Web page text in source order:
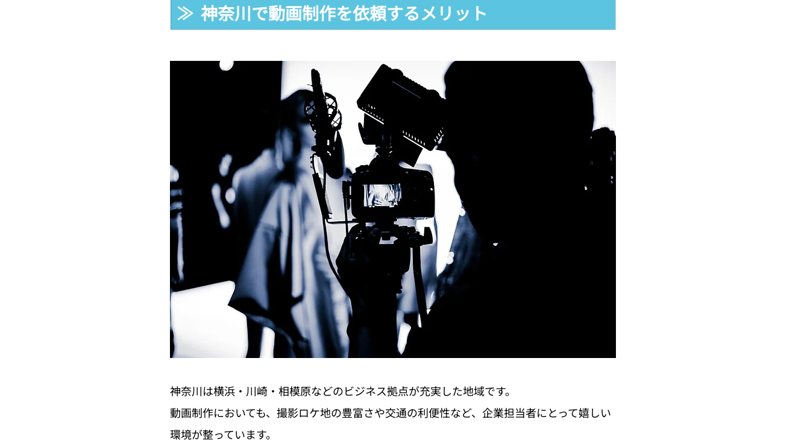
≫  神奈川で動画制作を依頼するメリット
神奈川は横浜・川崎・相模原などのビジネス拠点が充実した地域です。
動画制作においても、撮影ロケ地の豊富さや交通の利便性など、企業担当者にとって嬉しい
環境が整っています。